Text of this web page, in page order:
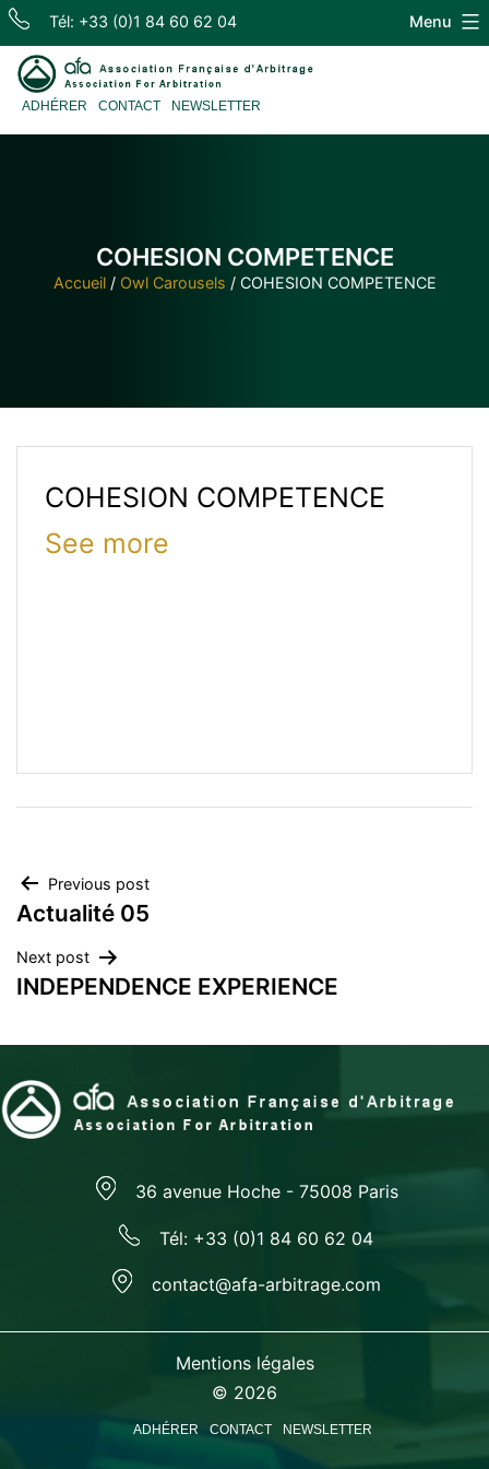
Skip
content
Tél: +33 (0)1 84 60 62 04
Association
Française
ADHÉRER CONTACT NEWSLETTER
Menu
COHESION COMPETENCE
Accueil/ Owl Carousels / COHESION COMPETENCE
COHESION COMPETENCE
See more
Navigation
de
l’article
Previous post
Actualité 05
Next post
INDEPENDENCE EXPERIENCE
36 avenue Hoche - 75008 Paris
Tél: +33 (0)1 84 60 62 04
contact@afa-arbitrage.com
Mentions légales
© 2026
ADHÉRER CONTACT NEWSLETTER